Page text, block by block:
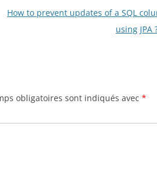
How to prevent updates of a SQL
using JPA
obligatoires sont indiqués avec *